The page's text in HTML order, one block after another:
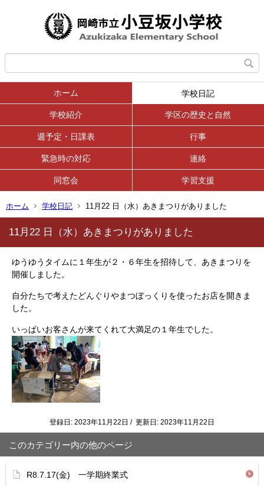
ホーム 学校日記
学校紹介 学区の歴史と自然
週予定・日課表 行事
緊急時の対応 連絡
同窓会 学習支援
ホーム 学校日記 11月22 日（水）あきまつりがありました
11月22 日（水）あきまつりがありました
ゆうゆうタイムに１年生が２・６年生を招待して、あきまつりを
開催しました。
自分たちで考えたどんぐりやまつぼっくりを使ったお店を開きま
した。
いっぱいお客さんが来てくれて大満足の１年生でした。
登録日: 2023年11月22日 / 更新日: 2023年11月22日
このカテゴリー内の他のページ
R8.7.17(金) 一学期終業式